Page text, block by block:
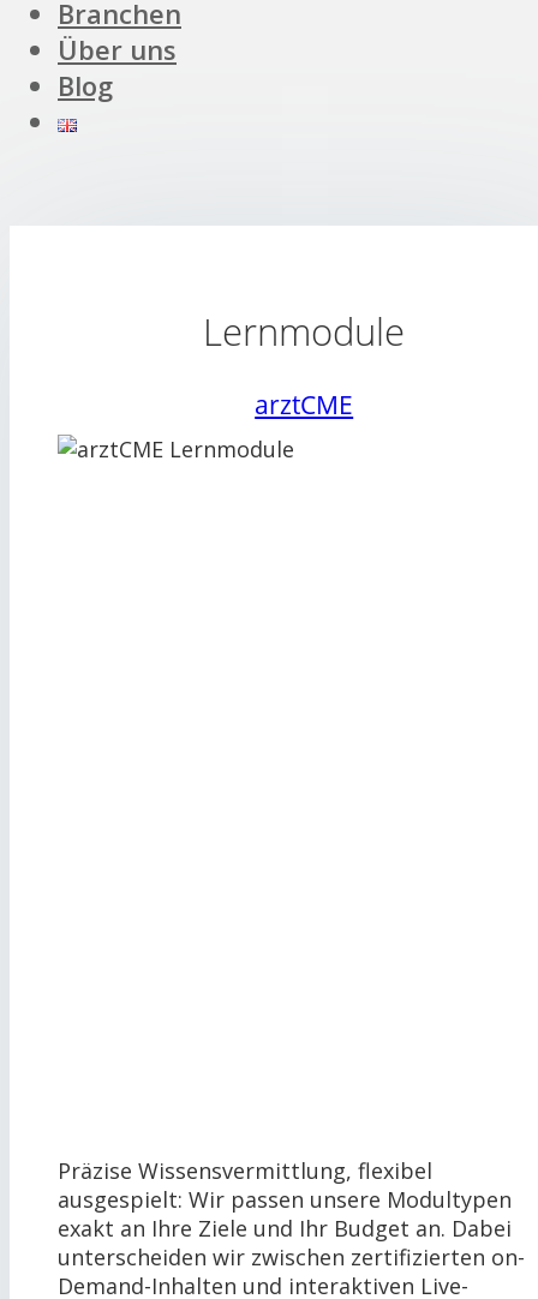
Branchen
Über uns
Blog
Lernmodule
arztCME
Präzise Wissensvermittlung, flexibel
ausgespielt: Wir passen unsere Modultypen
exakt an Ihre Ziele und Ihr Budget an. Dabei
unterscheiden wir zwischen zertifizierten on-
Demand-Inhalten und interaktiven Live-